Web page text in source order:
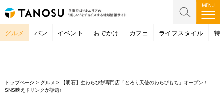
グルメ パン イベント おでかけ カフェ ライフスタイル
トップページ > グルメ >
【明石】生わらび餅専門店「とろり天使のわらびもち」オープン！
SNS映えドリンクが話題♪